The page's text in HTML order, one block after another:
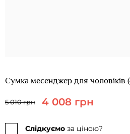
Сумка месенджер для чоловіків
5 010 грн 4 008 грн
Слідкуємо за ціною?